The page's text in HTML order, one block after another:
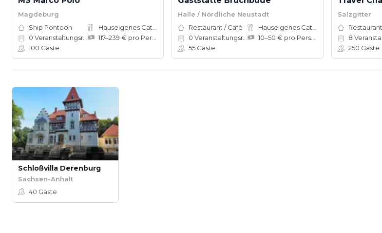
Magdeburg
Ship Pontoon
0 Veranstaltungsräume
100 Gäste
Halle / Nördliche Neustadt
Restaurant / Café
0 Veranstaltungsräume
55 Gäste
Salzgitter
8
250 Gäste
Schloßvilla Derenburg
Sachsen-Anhalt
40 Gäste